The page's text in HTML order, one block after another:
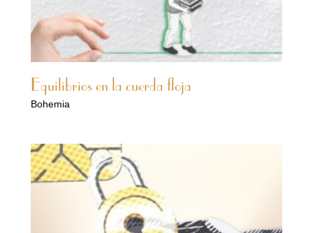
Equilibrios en la cuerda floja
Bohemia